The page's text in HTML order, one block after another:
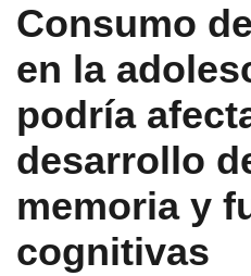
Consumo
en la
podría
desarrollo
memoria y
cognitivas